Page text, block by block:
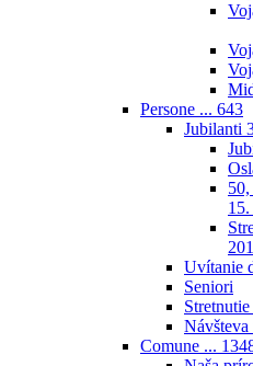
Persone ... 643
Jubilanti
Uvítanie
Seniori
Návšteva
Comune ...